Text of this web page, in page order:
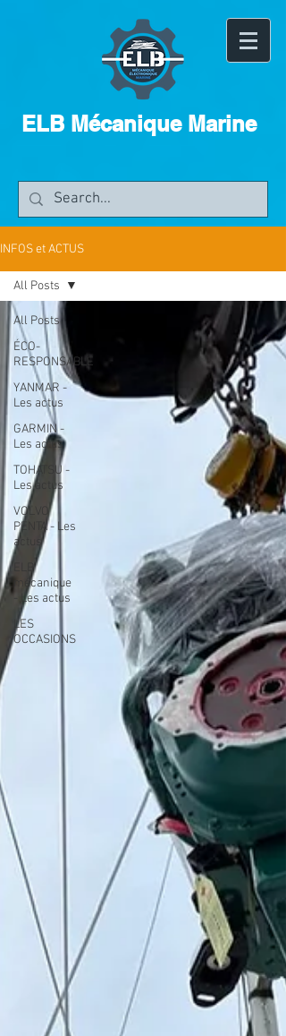
ELB Mécanique Marine
INFOS et ACTUS
All Posts
ÉCO-
RESPONSABLE
YANMAR -
Les actus
GARMIN -
Les actus
TOHATSU -
Les actus
VOLVO
PENTA - Les
actus
ELB
mécanique
- Les actus
LES
OCCASIONS
All Posts